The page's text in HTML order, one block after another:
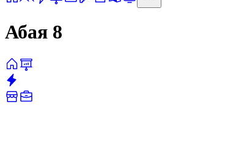
Абая 8